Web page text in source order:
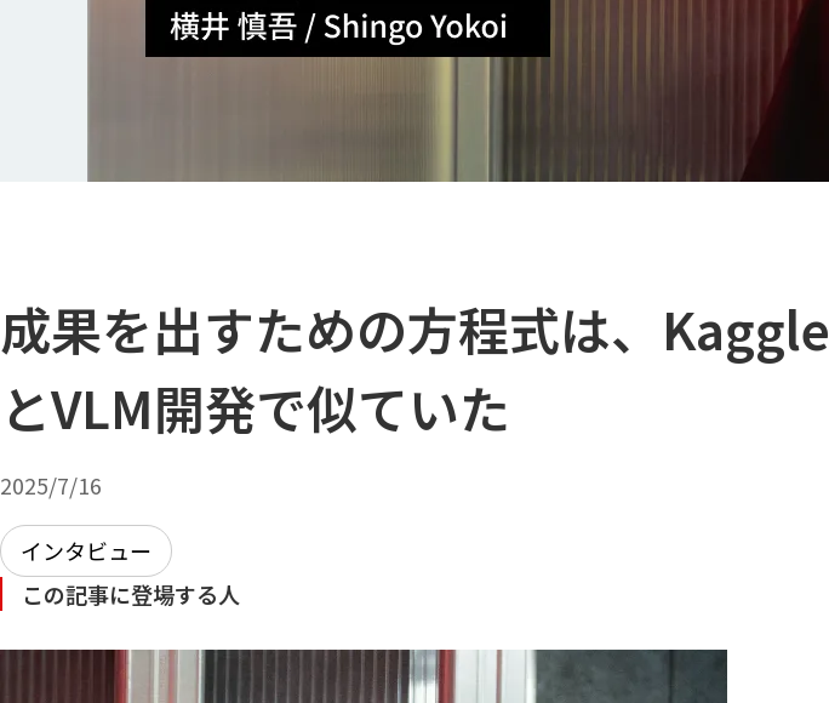
成果を出すための方程式は、Kaggle
とVLM開発で似ていた
2025/7/16
インタビュー
この記事に登場する人